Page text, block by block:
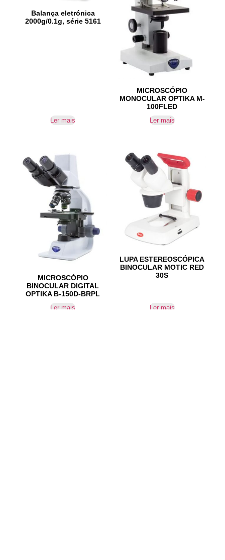
Balança eletrónica
2000g/0.1g, série 5161
Ler mais
MICROSCÓPIO
MONOCULAR OPTIKA M-
100FLED
Ler mais
MICROSCÓPIO
BINOCULAR DIGITAL
OPTIKA B-150D-BRPL
Ler mais
LUPA ESTEREOSCÓPICA
BINOCULAR MOTIC RED
30S
Ler mais